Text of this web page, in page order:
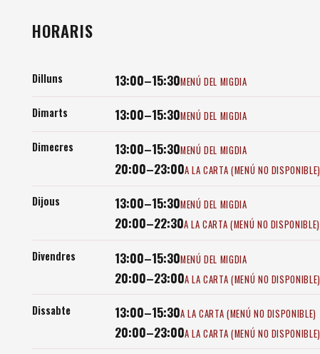
HORARIS
Dilluns 13:00–15:30MENÚ DEL MIGDIA
Dimarts 13:00–15:30MENÚ DEL MIGDIA
Dimecres 13:00–15:30MENÚ DEL MIGDIA
20:00–23:00A LA CARTA (MENÚ NO DISPONIBLE)
Dijous 13:00–15:30MENÚ DEL MIGDIA
20:00–22:30A LA CARTA (MENÚ NO DISPONIBLE)
Divendres 13:00–15:30MENÚ DEL MIGDIA
20:00–23:00A LA CARTA (MENÚ NO DISPONIBLE)
Dissabte 13:00–15:30A LA CARTA (MENÚ NO DISPONIBLE)
20:00–23:00A LA CARTA (MENÚ NO DISPONIBLE)